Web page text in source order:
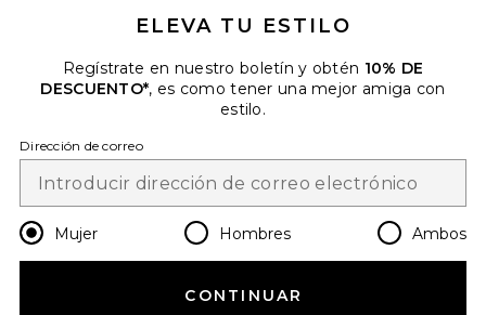
electrónico. Puede retirarse en cualquier momento.
Email Address
Change Country Regions
es USD
¡AYÚDANOS A MEJORAR!
ELEVA TU ESTILO
Regístrate en nuestro boletín y obtén 10% DE
DESCUENTO*, es como tener una mejor amiga con
estilo.
Dirección de correo
Mujer Hombres Ambos
CONTINUAR